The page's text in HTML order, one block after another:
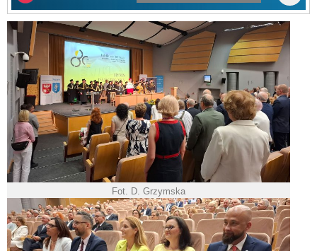
Fot. D. Grzymska